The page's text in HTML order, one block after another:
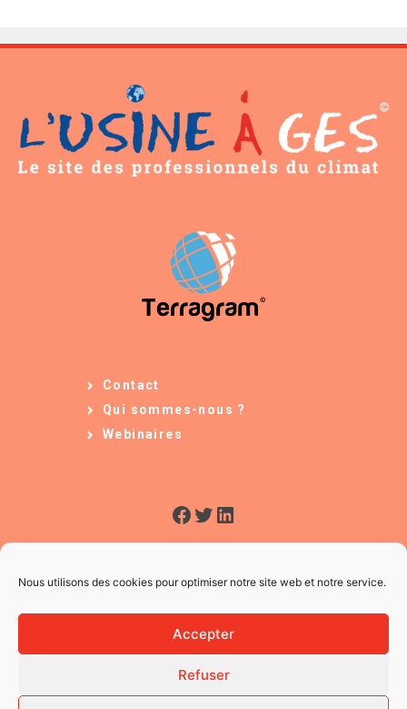
Nous utilisons des cookies pour optimiser notre site web et notre service.
Accepter
Refuser
Contact
Qui sommes-nous ?
Webinaires
Facebook
Twitter
LinkedIn
© 2026 L'Usine à Ges
CGV